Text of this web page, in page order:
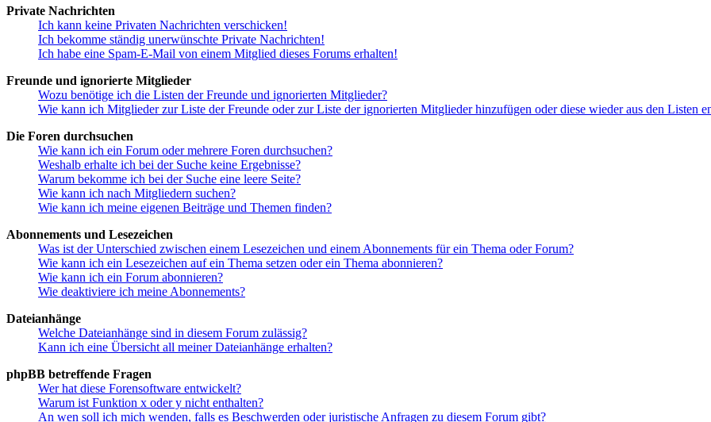
Private Nachrichten
Ich kann keine Privaten Nachrichten verschicken!
Ich bekomme ständig unerwünschte Private Nachrichten!
Ich habe eine Spam-E-Mail von einem Mitglied dieses Forums erhalten!
Freunde und ignorierte Mitglieder
Wozu benötige ich die Listen der Freunde und ignorierten Mitglieder?
Wie kann ich Mitglieder zur Liste der Freunde oder zur Liste der ignorierten Mitglieder hinzufügen oder diese wieder aus den Listen
Die Foren durchsuchen
Wie kann ich ein Forum oder mehrere Foren durchsuchen?
Weshalb erhalte ich bei der Suche keine Ergebnisse?
Warum bekomme ich bei der Suche eine leere Seite?
Wie kann ich nach Mitgliedern suchen?
Wie kann ich meine eigenen Beiträge und Themen finden?
Abonnements und Lesezeichen
Was ist der Unterschied zwischen einem Lesezeichen und einem Abonnements für ein Thema oder Forum?
Wie kann ich ein Lesezeichen auf ein Thema setzen oder ein Thema abonnieren?
Wie kann ich ein Forum abonnieren?
Wie deaktiviere ich meine Abonnements?
Dateianhänge
Welche Dateianhänge sind in diesem Forum zulässig?
Kann ich eine Übersicht all meiner Dateianhänge erhalten?
phpBB betreffende Fragen
Wer hat diese Forensoftware entwickelt?
Warum ist Funktion x oder y nicht enthalten?
An wen soll ich mich wenden, falls es Beschwerden oder juristische Anfragen zu diesem Forum gibt?